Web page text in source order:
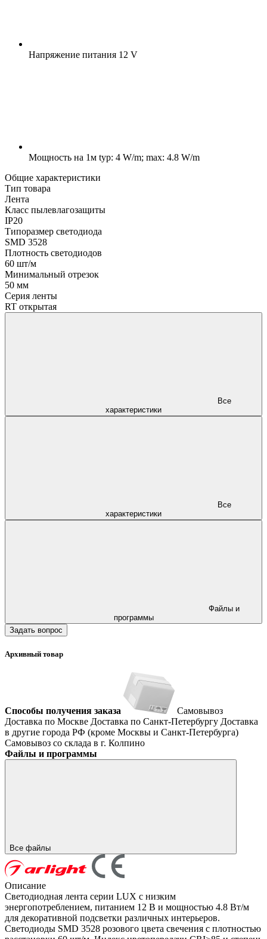
Напряжение питания 12 V
Мощность на 1м typ: 4 W/m; max: 4.8 W/m
Общие характеристики
Тип товара
Лента
Класс пылевлагозащиты
IP20
Типоразмер светодиода
SMD 3528
Плотность светодиодов
60 шт/м
Минимальный отрезок
50 мм
Серия ленты
RT открытая
характеристики
характеристики
программы
Задать вопрос
Архивный товар
Способы получения заказа
Самовывоз
Доставка по Москве Доставка по Санкт-Петербургу Доставка
в другие города РФ (кроме Москвы и Санкт-Петербурга)
Самовывоз со склада в г. Колпино
Файлы и программы
Все файлы
Описание
Светодиодная лента серии LUX с низким
энергопотреблением, питанием 12 В и мощностью 4.8 Вт/м
для декоративной подсветки различных интерьеров.
Светодиоды SMD 3528 розового цвета свечения с плотностью